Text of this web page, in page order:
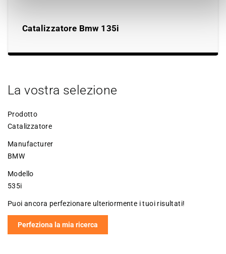
Catalizzatore Bmw 135i
La vostra selezione
Prodotto
Catalizzatore
Manufacturer
BMW
Modello
535i
Puoi ancora perfezionare ulteriormente i tuoi risultati!
Perfeziona la mia ricerca